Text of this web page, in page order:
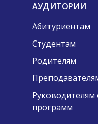
АУДИТОРИИ
Абитуриентам
Студентам
Родителям
программ